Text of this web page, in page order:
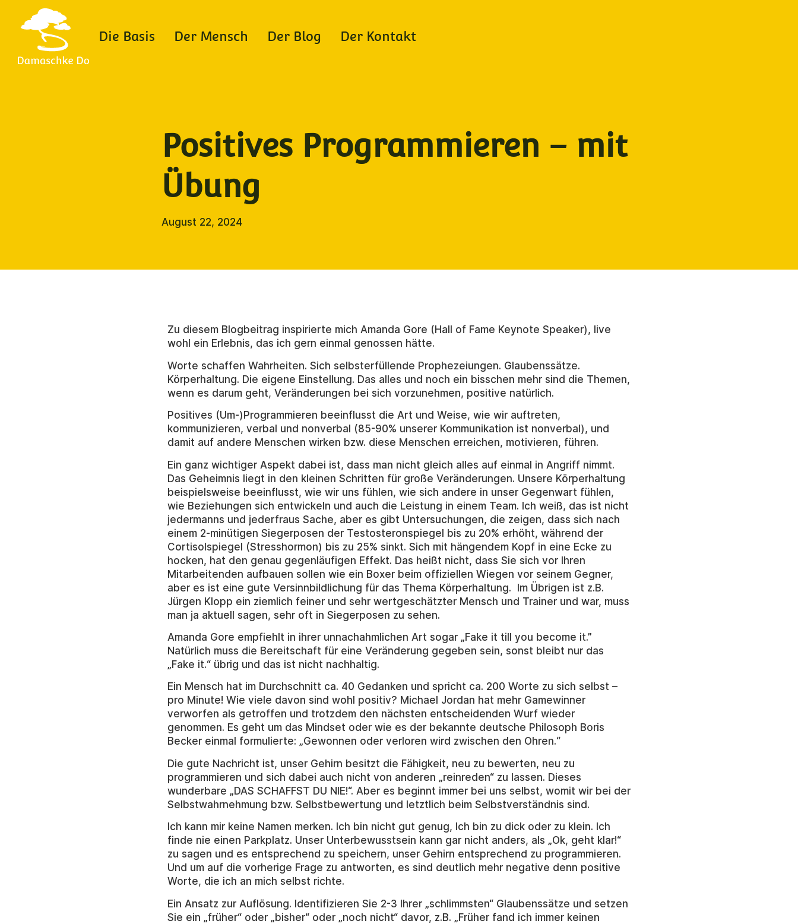
Die Basis Der Mensch Der Blog Der Kontakt
Positives Programmieren – mit
Übung
August 22, 2024
Zu diesem Blogbeitrag inspirierte mich Amanda Gore (Hall of Fame Keynote Speaker), live
wohl ein Erlebnis, das ich gern einmal genossen hätte.
Worte schaffen Wahrheiten. Sich selbsterfüllende Prophezeiungen. Glaubenssätze.
Körperhaltung. Die eigene Einstellung. Das alles und noch ein bisschen mehr sind die Themen,
wenn es darum geht, Veränderungen bei sich vorzunehmen, positive natürlich.
Positives (Um-)Programmieren beeinflusst die Art und Weise, wie wir auftreten,
kommunizieren, verbal und nonverbal (85-90% unserer Kommunikation ist nonverbal), und
damit auf andere Menschen wirken bzw. diese Menschen erreichen, motivieren, führen.
Ein ganz wichtiger Aspekt dabei ist, dass man nicht gleich alles auf einmal in Angriff nimmt.
Das Geheimnis liegt in den kleinen Schritten für große Veränderungen. Unsere Körperhaltung
beispielsweise beeinflusst, wie wir uns fühlen, wie sich andere in unser Gegenwart fühlen,
wie Beziehungen sich entwickeln und auch die Leistung in einem Team. Ich weiß, das ist nicht
jedermanns und jederfraus Sache, aber es gibt Untersuchungen, die zeigen, dass sich nach
einem 2-minütigen Siegerposen der Testosteronspiegel bis zu 20% erhöht, während der
Cortisolspiegel (Stresshormon) bis zu 25% sinkt. Sich mit hängendem Kopf in eine Ecke zu
hocken, hat den genau gegenläufigen Effekt. Das heißt nicht, dass Sie sich vor Ihren
Mitarbeitenden aufbauen sollen wie ein Boxer beim offiziellen Wiegen vor seinem Gegner,
aber es ist eine gute Versinnbildlichung für das Thema Körperhaltung. Im Übrigen ist z.B.
Jürgen Klopp ein ziemlich feiner und sehr wertgeschätzter Mensch und Trainer und war, muss
man ja aktuell sagen, sehr oft in Siegerposen zu sehen.
Amanda Gore empfiehlt in ihrer unnachahmlichen Art sogar „Fake it till you become it.”
Natürlich muss die Bereitschaft für eine Veränderung gegeben sein, sonst bleibt nur das
„Fake it.“ übrig und das ist nicht nachhaltig.
Ein Mensch hat im Durchschnitt ca. 40 Gedanken und spricht ca. 200 Worte zu sich selbst –
pro Minute! Wie viele davon sind wohl positiv? Michael Jordan hat mehr Gamewinner
verworfen als getroffen und trotzdem den nächsten entscheidenden Wurf wieder
genommen. Es geht um das Mindset oder wie es der bekannte deutsche Philosoph Boris
Becker einmal formulierte: „Gewonnen oder verloren wird zwischen den Ohren.“
Die gute Nachricht ist, unser Gehirn besitzt die Fähigkeit, neu zu bewerten, neu zu
programmieren und sich dabei auch nicht von anderen „reinreden“ zu lassen. Dieses
wunderbare „DAS SCHAFFST DU NIE!“. Aber es beginnt immer bei uns selbst, womit wir bei der
Selbstwahrnehmung bzw. Selbstbewertung und letztlich beim Selbstverständnis sind.
Ich kann mir keine Namen merken. Ich bin nicht gut genug, Ich bin zu dick oder zu klein. Ich
finde nie einen Parkplatz. Unser Unterbewusstsein kann gar nicht anders, als „Ok, geht klar!“
zu sagen und es entsprechend zu speichern, unser Gehirn entsprechend zu programmieren.
Und um auf die vorherige Frage zu antworten, es sind deutlich mehr negative denn positive
Worte, die ich an mich selbst richte.
Ein Ansatz zur Auflösung. Identifizieren Sie 2-3 Ihrer „schlimmsten“ Glaubenssätze und setzen
Sie ein „früher“ oder „bisher“ oder „noch nicht“ davor, z.B. „Früher fand ich immer keinen